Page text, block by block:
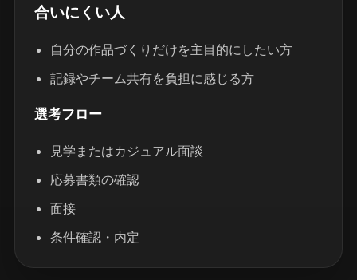
合いにくい人
自分の作品づくりだけを主目的にしたい方
記録やチーム共有を負担に感じる方
選考フロー
見学またはカジュアル面談
応募書類の確認
面接
条件確認・内定